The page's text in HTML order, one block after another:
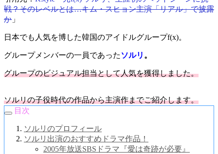
戦？そのレベルとは…キム・スヒョン主演「リアル」で披露
か 」
日本でも人気を博した韓国のアイドルグループf(x)。
グループメンバーの一員であった ソルリ 。
グループのビジュアル担当として人気を獲得しました。
ソルリの子役時代の作品から主演作までご紹介します。
目次
ソルリのプロフィール
ソルリ出演のおすすめドラマ作品！
2005年放送SBSドラマ『愛は奇跡が必要』